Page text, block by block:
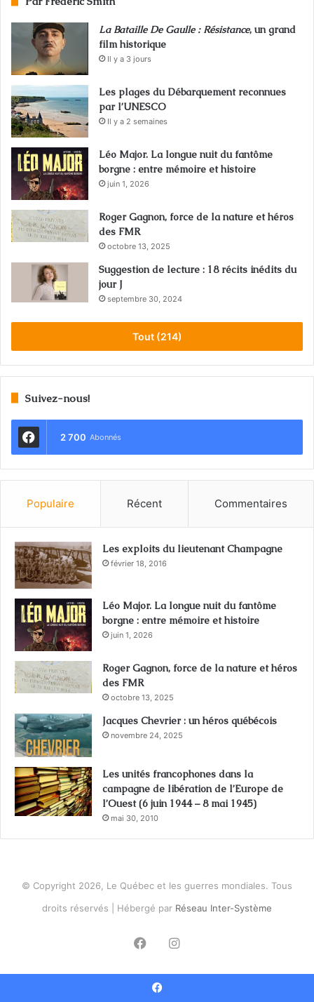
La Bataille De Gaulle : Résistance, un grand
film historique
Il y a 3 jours
Les plages du Débarquement reconnues
par l’UNESCO
Il y a 2 semaines
Léo Major. La longue nuit du fantôme
borgne : entre mémoire et histoire
juin 1, 2026
Roger Gagnon, force de la nature et héros
des FMR
octobre 13, 2025
Suggestion de lecture : 18 récits inédits du
jour J
septembre 30, 2024
Tout (214)
Suivez-nous!
2 700 Abonnés
Populaire Récent Commentaires
Les exploits du lieutenant Champagne
février 18, 2016
Léo Major. La longue nuit du fantôme
borgne : entre mémoire et histoire
juin 1, 2026
Roger Gagnon, force de la nature et héros
des FMR
octobre 13, 2025
Jacques Chevrier : un héros québécois
novembre 24, 2025
Les unités francophones dans la
campagne de libération de l’Europe de
l’Ouest (6 juin 1944 – 8 mai 1945)
mai 30, 2010
© Copyright 2026, Le Québec et les guerres mondiales. Tous
droits réservés | Hébergé par Réseau Inter-Système
FacebookInstagram